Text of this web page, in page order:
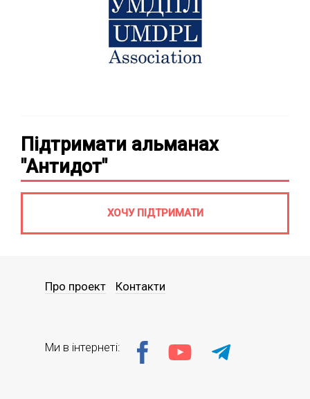
Підтримати альманах
"Антидот"
ХОЧУ ПІДТРИМАТИ
Про проект Контакти
Ми в інтернеті: